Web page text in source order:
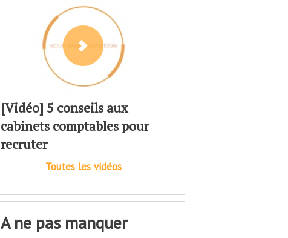
[Vidéo] 5 conseils aux
cabinets comptables pour
recruter
Toutes les vidéos
a ne pas manquer